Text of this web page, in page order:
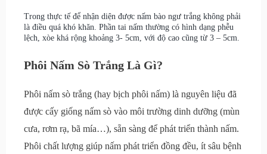
Trong thực tế để nhận diện được nấm bào ngư trắng không phải
là điều quá khó khăn. Phần tai nấm thường có hình dạng phễu
lệch, xòe khá rộng khoảng 3- 5cm, với độ cao cũng từ 3 – 5cm.
Phôi Nấm Sò Trắng Là Gì?
Phôi nấm sò trắng (hay bịch phôi nấm) là nguyên liệu đã
được cấy giống nấm sò vào môi trường dinh dưỡng (mùn
cưa, rơm rạ, bã mía…), sẵn sàng để phát triển thành nấm.
Phôi chất lượng giúp nấm phát triển đồng đều, ít sâu bệnh